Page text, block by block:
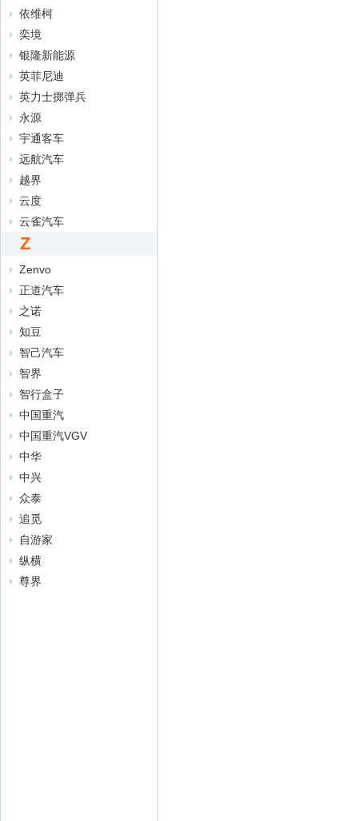
依维柯
奕境
银隆新能源
英菲尼迪
英力士掷弹兵
永源
宇通客车
远航汽车
越界
云度
云雀汽车
Z
Zenvo
正道汽车
之诺
知豆
智己汽车
智界
智行盒子
中国重汽
中国重汽VGV
中华
中兴
众泰
追觅
自游家
纵横
尊界